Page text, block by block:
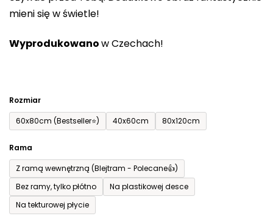
mieni się w świetle!
Wyprodukowanow Czechach!
Rozmiar
60x80cm (Bestseller⭐)
40x60cm 80x120cm
Rama
Z ramą wewnętrzną (Blejtram - Polecane👍)
Bez ramy, tylko płótno
Na plastikowej desce
Na tekturowej płycie